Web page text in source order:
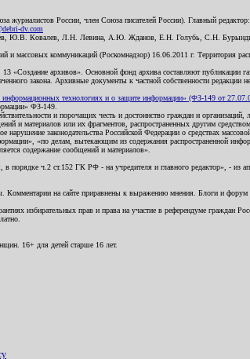
журналистов России, член Союза писателей России). Главный
dv.com
Ю.В. Ковалев, Л.Н. Левина, А.Ю. Жданов, Е.Н. Голубь, С.Н.
массовых коммуникаций (Роскомнадзор) 16.06.2011 г. Территория
13 «Создание архивов». Основной фонд архива составляют публикации
закона. Архивные документы к частной собственности редакции
технологиях и о защите информации» (ФЗ-149 от
ФЗ-149.
и порочащих честь и достоинство граждан и
и материалов или их фрагментов, распространенных другим
законодательства Российской Федерации о средствах
«по делам, вытекающим из содержания распространенной
содержание сообщений и материалов».
ч.2 ст.152 ГК РФ - на учредителя и главного редактор», - из
Комментарии на сайте приравнены к выражению мнения. Блоги и
избирательных прав и права на участие в референдуме граждан
16+ для детей старше 16 лет.